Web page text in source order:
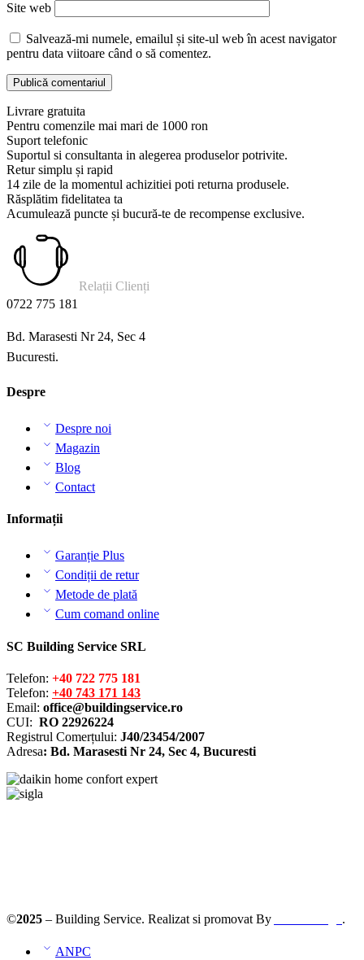
Site web
Salvează-mi numele, emailul și site-ul web în acest navigator
pentru data viitoare când o să comentez.
Livrare gratuita
Pentru comenzile mai mari de 1000 ron
Suport telefonic
Suportul si consultanta in alegerea produselor potrivite.
Retur simplu și rapid
14 zile de la momentul achizitiei poti returna produsele.
Răsplătim fidelitatea ta
Acumulează puncte și bucură-te de recompense exclusive.
Relații Clienți
0722 775 181
Bd. Marasesti Nr 24, Sec 4
Bucuresti.
Despre
Despre noi
Magazin
Blog
Contact
Informații
Garanție Plus
Condiții de retur
Metode de plată
Cum comand online
SC Building Service SRL
Telefon: +40 722 775 181
Telefon: +40 743 171 143
Email: office@buildingservice.ro
CUI: RO 22926224
Registrul Comerțului: J40/23454/2007
Adresa: Bd. Marasesti Nr 24, Sec 4, Bucuresti
©2025 – Building Service. Realizat si promovat By .
ANPC